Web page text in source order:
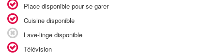
Place disponible pour se garer
Cuisine disponible
Lave-linge disponible
Télévision